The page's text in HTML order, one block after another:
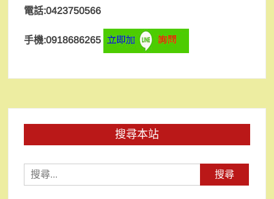
電話:0423750566
手機:0918686265
搜尋本站
尋